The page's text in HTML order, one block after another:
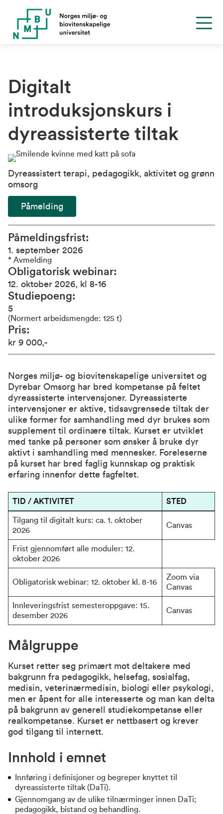
Digitalt
introduksjonskurs i
dyreassisterte tiltak
Dyreassistert terapi, pedagogikk, aktivitet og grønn
omsorg
Påmelding
Påmeldingsfrist
1. september 2026
* Avmelding
Obligatorisk webinar
12. oktober 2026, kl 8-16
Studiepoeng
5
(Normert arbeidsmengde: 125 t)
Pris
kr 9 000,-
Norges miljø- og biovitenskapelige universitet og
Dyrebar Omsorg har bred kompetanse på feltet
dyreassisterte intervensjoner. Dyreassisterte
intervensjoner er aktive, tidsavgrensede tiltak der
ulike former for samhandling med dyr brukes som
supplement til ordinære tiltak. Kurset er utviklet
med tanke på personer som ønsker å bruke dyr
aktivt i samhandling med mennesker. Foreleserne
på kurset har bred faglig kunnskap og praktisk
erfaring innenfor dette fagfeltet.
TID / AKTIVITET STED
Tilgang til digitalt kurs: ca. 1. oktober
2026
Canvas
Frist gjennomført alle moduler: 12.
oktober 2026
Obligatorisk webinar: 12. oktober kl. 8-16
Zoom via
Canvas
Innleveringsfrist semesteroppgave: 15.
desember 2026
Canvas
Målgruppe
Kurset retter seg primært mot deltakere med
bakgrunn fra pedagogikk, helsefag, sosialfag,
medisin, veterinærmedisin, biologi eller psykologi,
men er åpent for alle interesserte og man kan delta
på bakgrunn av generell studiekompetanse eller
realkompetanse. Kurset er nettbasert og krever
god tilgang til internett.
Innhold i emnet
Innføring i definisjoner og begreper knyttet til
dyreassisterte tiltak (DaTi).
Gjennomgang av de ulike tilnærminger innen DaTi;
pedagogikk, bistand og behandling.